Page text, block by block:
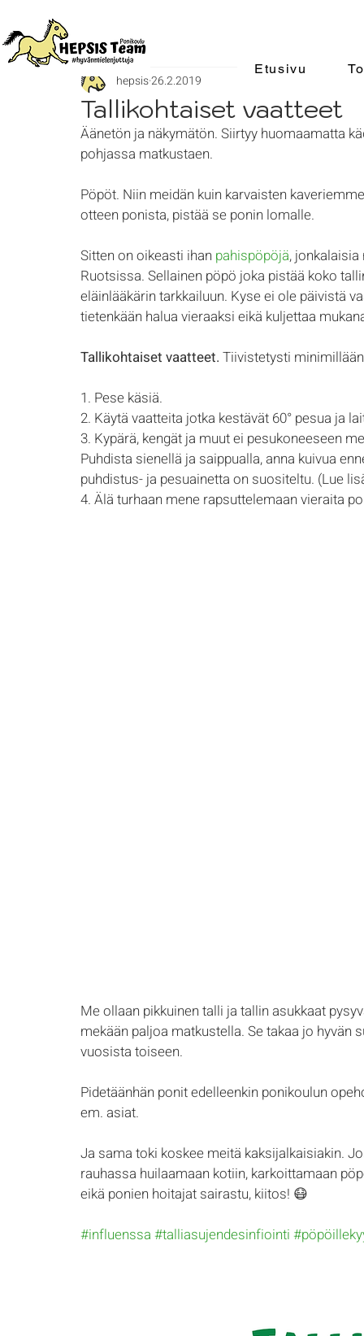
Tallikohtaiset vaatteet
hepsis26.2.2019
Äänetön ja näkymätön. Siirtyy huomaamatta
pohjassa matkustaen.
Pöpöt. Niin meidän kuin karvaisten
otteen ponista, pistää se ponin lomalle.
Sitten on oikeasti ihan pahispöpöjä,
Ruotsissa. Sellainen pöpö joka pistää koko
eläinlääkärin tarkkailuun. Kyse ei ole päivistä
tietenkään halua vieraaksi eikä kuljettaa
Tallikohtaiset vaatteet. Tiivistetysti
1. Pese käsiä.
2. Käytä vaatteita jotka kestävät 60° pesua ja
3. Kypärä, kengät ja muut ei pesukoneeseen
Puhdista sienellä ja saippualla, anna kuivua
puhdistus- ja pesuainetta on suositeltu. (Lue
4. Älä turhaan mene rapsuttelemaan vieraita
Me ollaan pikkuinen talli ja tallin asukkaat
mekään paljoa matkustella. Se takaa jo
vuosista toiseen.
Pidetäänhän ponit edelleenkin ponikoulun
em. asiat.
Ja sama toki koskee meitä kaksijalkaisiakin.
rauhassa huilaamaan kotiin, karkoittamaan
eikä ponien hoitajat sairastu, kiitos! 😷
#influenssa #talliasujendesinfiointi
Etusivu